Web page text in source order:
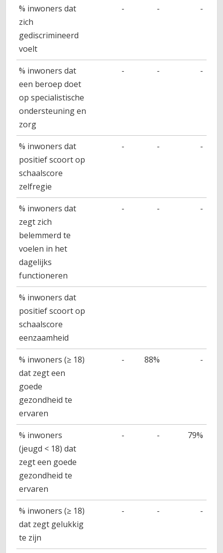
% inwoners dat
zich
gediscrimineerd
voelt
- - -
% inwoners dat
een beroep doet
op specialistische
ondersteuning en
zorg
- - -
% inwoners dat
positief scoort op
schaalscore
zelfregie
- - -
% inwoners dat
zegt zich
belemmerd te
voelen in het
dagelijks
functioneren
- - -
% inwoners dat
positief scoort op
schaalscore
eenzaamheid
% inwoners (≥ 18)
dat zegt een
goede
gezondheid te
ervaren
- 88% -
% inwoners
(jeugd < 18) dat
zegt een goede
gezondheid te
ervaren
- - 79%
% inwoners (≥ 18)
dat zegt gelukkig
te zijn
- - -